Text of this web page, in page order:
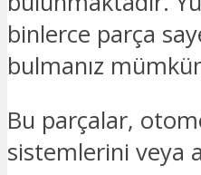
binlerce parça
bulmanız
Bu parçalar,
sistemlerini veya